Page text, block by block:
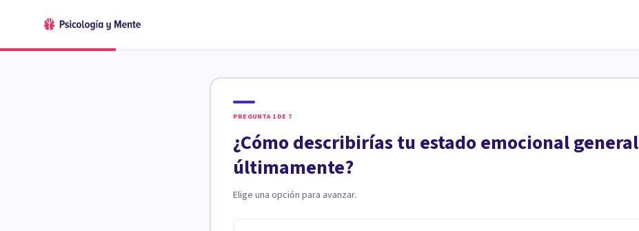
PREGUNTA 1 DE 7
¿Cómo describirías tu estado emocional general
últimamente?
Elige una opción para avanzar.